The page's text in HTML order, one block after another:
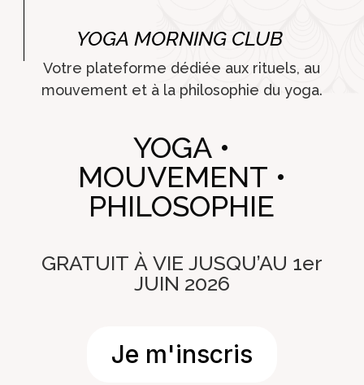
YOGA MORNING CLUB
Votre plateforme dédiée aux rituels, au
mouvement et à la philosophie du yoga.
YOGA •
MOUVEMENT •
PHILOSOPHIE
GRATUIT À VIE JUSQU’AU 1er
JUIN 2026
Je m'inscris